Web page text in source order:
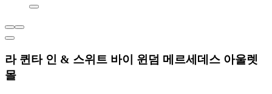
라 퀸타 인 & 스위트 바이 윈덤 메르세데스 아울렛
몰